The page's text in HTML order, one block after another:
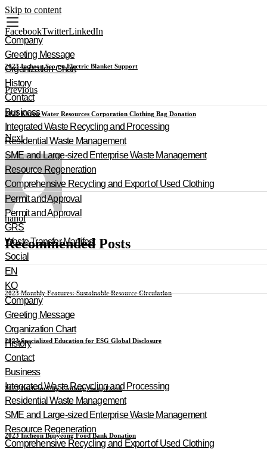
Skip to content
Company
Greeting Message
Organization Chart
History
Contact
Business
Integrated Waste Recycling and Processing
Residential Waste Management
SME and Large-sized Enterprise Waste Management
Resource Regeneration
Comprehensive Recycling and Export of Used Clothing
Permit and Approval
Permit and Approval
GRS
Waste Transfer Manifest
Social
EN
KO
Company
Greeting Message
Organization Chart
History
Contact
Business
Integrated Waste Recycling and Processing
Residential Waste Management
SME and Large-sized Enterprise Waste Management
Resource Regeneration
Comprehensive Recycling and Export of Used Clothing
FacebookTwitterLinkedIn
2023 Incheon Seo-gu Electric Blanket Support
Previous
2023 Korea Water Resources Corporation Clothing Bag Donation
Next
hanol
Recommended Posts
2023 Monthly Features: Sustainable Resource Circulation
2023 Specialized Education for ESG Global Disclosure
2023 Bucheon City Clothing Swap Event
2023 Incheon Bupyeong Food Bank Donation